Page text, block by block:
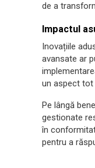
de a
Impactul
Inovațiile
avansate ar
un aspect tot
Pe lângă
gestionate
în
pentru a